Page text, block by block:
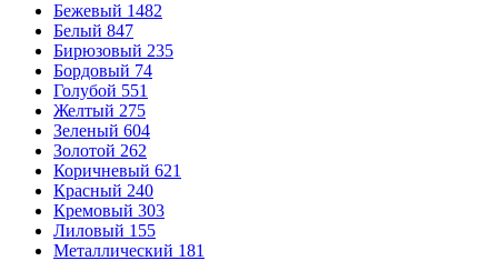
Бежевый 1482
Белый 847
Бирюзовый 235
Бордовый 74
Голубой 551
Желтый 275
Зеленый 604
Золотой 262
Коричневый 621
Красный 240
Кремовый 303
Лиловый 155
Металлический 181